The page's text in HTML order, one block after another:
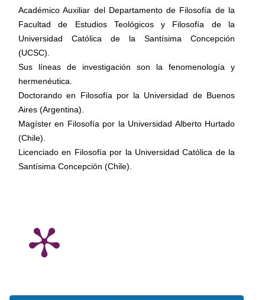
Académico Auxiliar del Departamento de Filosofía de la
Facultad de Estudios Teológicos y Filosofía de la
Universidad Católica de la Santísima Concepción
(UCSC).
Sus líneas de investigación son la fenomenología y
hermenéutica.
Doctorando en Filosofía por la Universidad de Buenos
Aires (Argentina).
Magíster en Filosofía por la Universidad Alberto Hurtado
(Chile).
Licenciado en Filosofía por la Universidad Católica de la
Santísima Concepción (Chile).